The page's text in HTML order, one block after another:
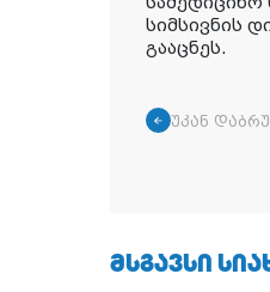
სიმსივნის
გააცნეს.
უკან
ᲛᲡᲒᲐᲕᲡᲘ